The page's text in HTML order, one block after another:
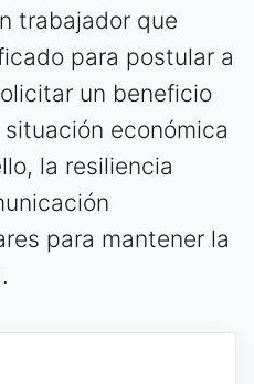
trabajador que
para postular a
un beneficio
económica
la resiliencia
para mantener la